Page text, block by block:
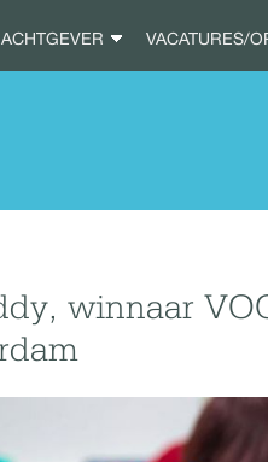
VACATURES/
winnaar